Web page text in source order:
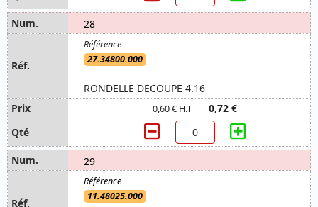
28
27.34800.000
RONDELLE DECOUPE 4.16
0,60 € H.T 0,72 €
29
11.48025.000